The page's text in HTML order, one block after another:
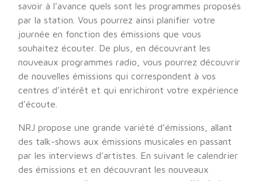
savoir à l’avance quels sont les programmes proposés
par la station. Vous pourrez ainsi planifier votre
journée en fonction des émissions que vous
souhaitez écouter. De plus, en découvrant les
nouveaux programmes radio, vous pourrez découvrir
de nouvelles émissions qui correspondent à vos
centres d’intérêt et qui enrichiront votre expérience
d’écoute.
NRJ propose une grande variété d’émissions, allant
des talk-shows aux émissions musicales en passant
par les interviews d’artistes. En suivant le calendrier
des émissions et en découvrant les nouveaux